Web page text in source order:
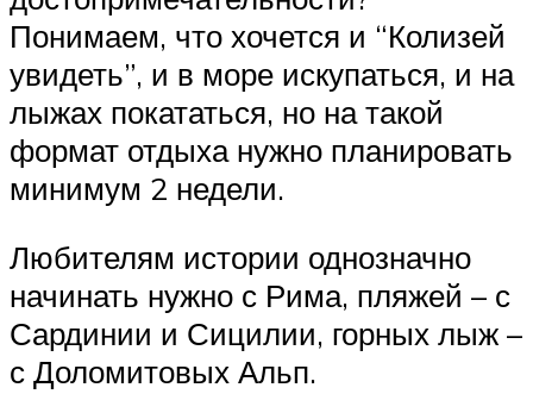
Понимаем, что хочется и “Колизей
увидеть”, и в море искупаться, и на
лыжах покататься, но на такой
формат отдыха нужно планировать
минимум 2 недели.
Любителям истории однозначно
начинать нужно с Рима, пляжей – с
Сардинии и Сицилии, горных лыж –
с Доломитовых Альп.